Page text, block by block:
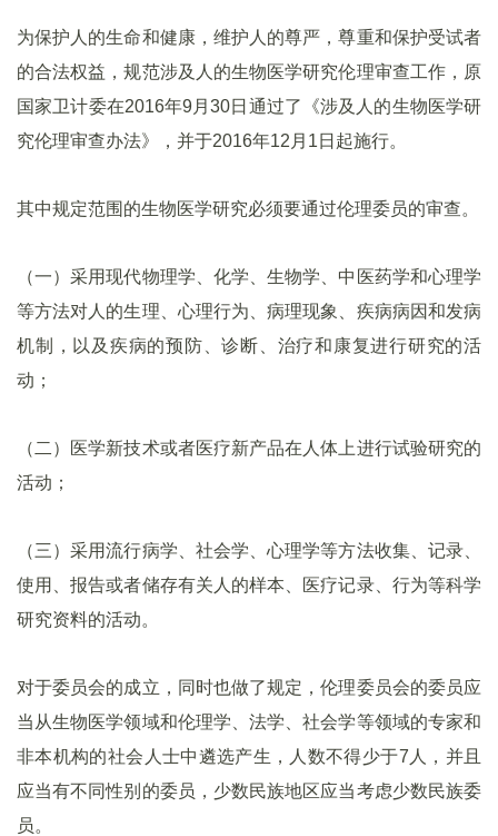
为保护人的生命和健康，维护人的尊严，尊重和保护受试者
的合法权益，规范涉及人的生物医学研究伦理审查工作，原
国家卫计委在2016年9月30日通过了《涉及人的生物医学研
究伦理审查办法》，并于2016年12月1日起施行。
其中规定范围的生物医学研究必须要通过伦理委员的审查。
（一）采用现代物理学、化学、生物学、中医药学和心理学
等方法对人的生理、心理行为、病理现象、疾病病因和发病
机制，以及疾病的预防、诊断、治疗和康复进行研究的活
动；
（二）医学新技术或者医疗新产品在人体上进行试验研究的
活动；
（三）采用流行病学、社会学、心理学等方法收集、记录、
使用、报告或者储存有关人的样本、医疗记录、行为等科学
研究资料的活动。
对于委员会的成立，同时也做了规定，伦理委员会的委员应
当从生物医学领域和伦理学、法学、社会学等领域的专家和
非本机构的社会人士中遴选产生，人数不得少于7人，并且
应当有不同性别的委员，少数民族地区应当考虑少数民族委
员。